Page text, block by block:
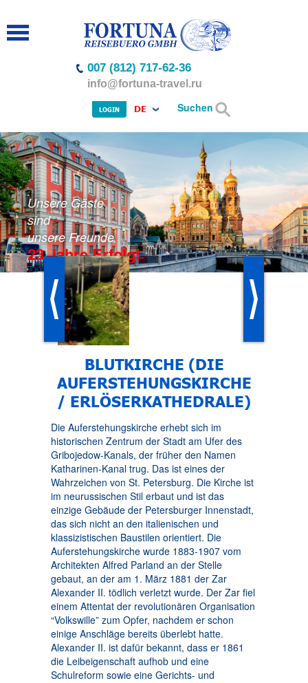
Suchen
007 (812) 717-62-36
info@fortuna-travel.ru
LOGIN DE
Unsere Gäste
sind
unsere Freunde
23 Jahre Erfolg!
BLUTKIRCHE (DIE
AUFERSTEHUNGSKIRCHE
/ ERLÖSERKATHEDRALE)
Die Auferstehungskirche erhebt sich im
historischen Zentrum der Stadt am Ufer des
Gribojedow-Kanals, der früher den Namen
Katharinen-Kanal trug. Das ist eines der
Wahrzeichen von St. Petersburg. Die Kirche ist
im neurussischen Stil erbaut und ist das
einzige Gebäude der Petersburger Innenstadt,
das sich nicht an den italienischen und
klassizistischen Baustilen orientiert. Die
Auferstehungskirche wurde 1883-1907 vom
Architekten Alfred Parland an der Stelle
gebaut, an der am 1. März 1881 der Zar
Alexander II. tödlich verletzt wurde. Der Zar fiel
einem Attentat der revolutionären Organisation
“Volkswille” zum Opfer, nachdem er schon
einige Anschläge bereits überlebt hatte.
Alexander II. ist dafür bekannt, dass er 1861
die Leibeigenschaft aufhob und eine
Schulreform sowie eine Gerichts- und